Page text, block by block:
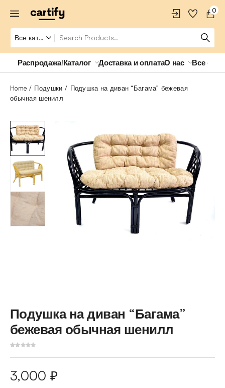
0
Распродажа!Каталог Доставка и оплатаО нас Все о
Home Подушки
Подушка на диван “Багама” бежевая
обычная шенилл
Подушка на диван “Багама”
бежевая обычная шенилл
3,000 ₽